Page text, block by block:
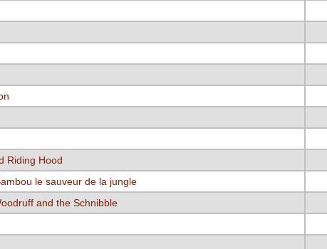
Riding Hood
le sauveur de la jungle
and the Schnibble